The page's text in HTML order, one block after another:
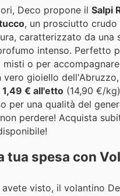
Deco propone il Salpi
, un prosciutto crudo
caratterizzato da una
intenso. Perfetto
o per
vero gioiello dell'Abruzzo,
1,49 € all'etto (14,90 €/
per una qualità del
perdere! Acquista
tua spesa con
visto, il volantino